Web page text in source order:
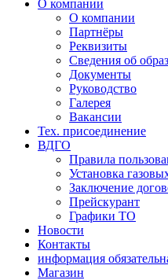
О компании
О компании
Партнёры
Реквизиты
Сведения об
Документы
Руководство
Галерея
Вакансии
Тех. присоединение
ВДГО
Правила
Установка
Заключение
Прейскурант
Графики ТО
Новости
Контакты
информация
Магазин